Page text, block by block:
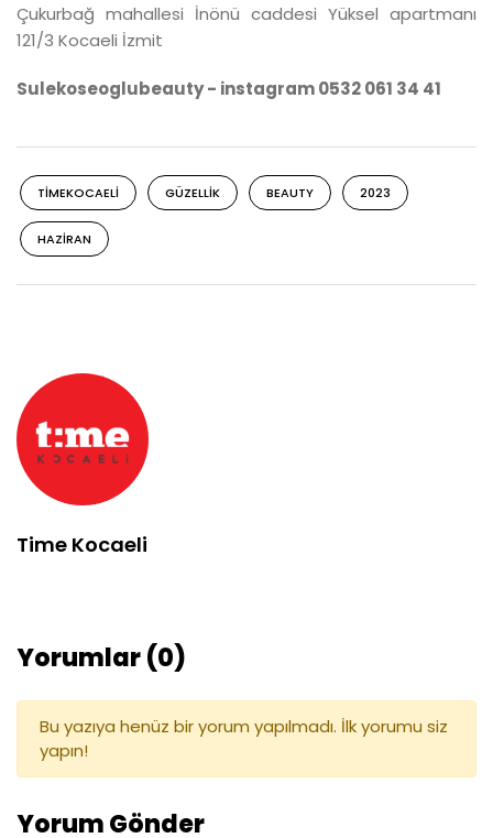
Çukurbağ mahallesi İnönü caddesi Yüksel apartmanı
121/3 Kocaeli İzmit
Sulekoseoglubeauty - instagram 0532 061 34 41
TIMEKOCAELI GÜZELLIK BEAUTY 2023
HAZIRAN
Time Kocaeli
Yorumlar (0)
Bu yazıya henüz bir yorum yapılmadı. İlk yorumu siz
yapın!
Yorum Gönder